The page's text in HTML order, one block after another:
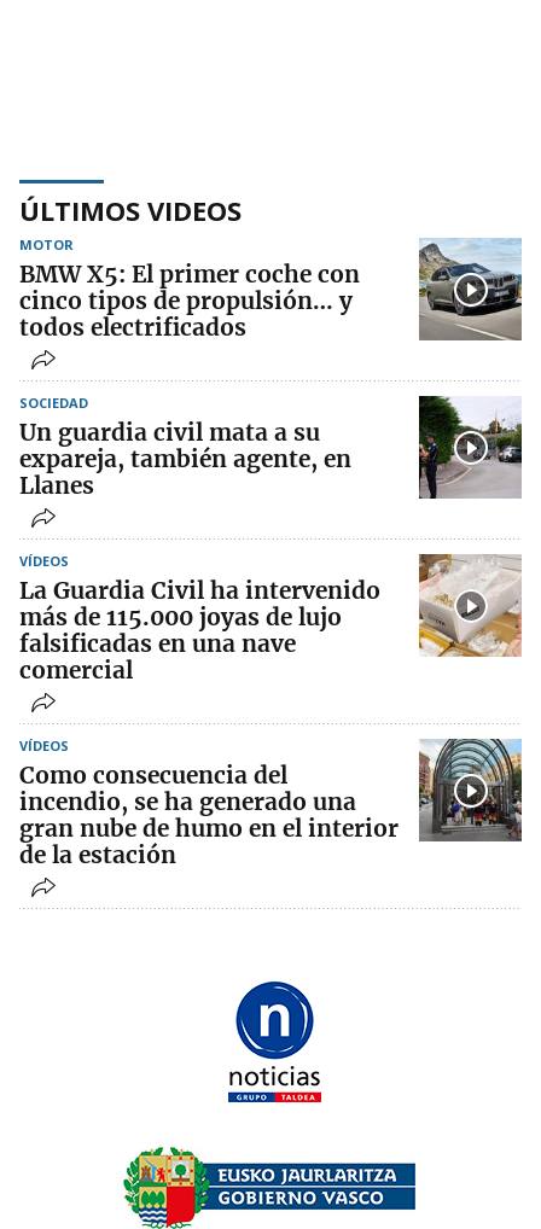
ÚLTIMOS VIDEOS
MOTOR
BMW X5: El primer coche con
cinco tipos de propulsión… y
todos electrificados
SOCIEDAD
Un guardia civil mata a su
expareja, también agente, en
Llanes
VÍDEOS
La Guardia Civil ha intervenido
más de 115.000 joyas de lujo
falsificadas en una nave
comercial
VÍDEOS
Como consecuencia del
incendio, se ha generado una
gran nube de humo en el interior
de la estación